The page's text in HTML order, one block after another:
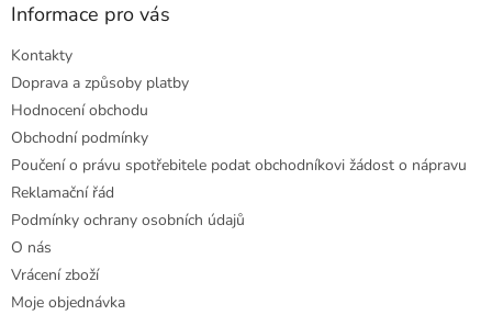
Informace pro vás
Kontakty
Doprava a způsoby platby
Hodnocení obchodu
Obchodní podmínky
Poučení o právu spotřebitele podat obchodníkovi žádost o nápravu
Reklamační řád
Podmínky ochrany osobních údajů
O nás
Vrácení zboží
Moje objednávka